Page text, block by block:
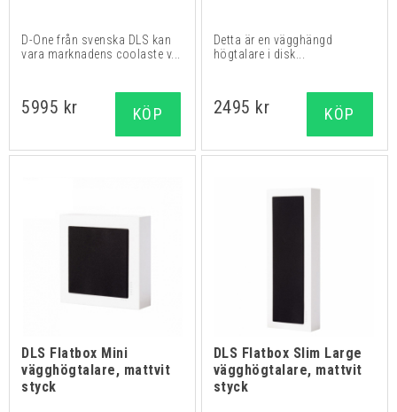
D-One från svenska DLS kan
vara marknadens coolaste v...
5995 kr KÖP
Detta är en vägghängd
högtalare i disk...
2495 kr KÖP
DLS Flatbox Mini
vägghögtalare, mattvit
styck
DLS Flatbox Slim Large
vägghögtalare, mattvit
styck